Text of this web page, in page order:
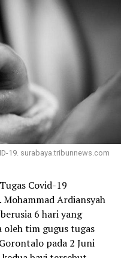
19. surabaya.tribunnews.com
Covid-19
Ardiansyah
6 hari yang
tim gugus tugas
pada 2 Juni